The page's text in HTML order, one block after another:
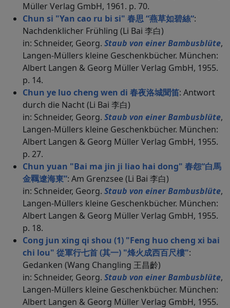
Müller Verlag GmbH, 1961. p. 70.
Chun si "Yan cao ru bi si" 春思 “燕草如碧絲“:
Nachdenklicher Frühling (Li Bai 李白)
in: Schneider, Georg. Staub von einer Bambusblüte,
Langen-Müllers kleine Geschenkbücher. München:
Albert Langen & Georg Müller Verlag GmbH, 1955.
p. 14.
Chun ye luo cheng wen di 春夜洛城聞笛: Antwort
durch die Nacht (Li Bai 李白)
in: Schneider, Georg. Staub von einer Bambusblüte,
Langen-Müllers kleine Geschenkbücher. München:
Albert Langen & Georg Müller Verlag GmbH, 1955.
p. 27.
Chun yuan "Bai ma jin ji liao hai dong" 春怨“白馬
金羈遼海東”: Am Grenzsee (Li Bai 李白)
in: Schneider, Georg. Staub von einer Bambusblüte,
Langen-Müllers kleine Geschenkbücher. München:
Albert Langen & Georg Müller Verlag GmbH, 1955.
p. 18.
Cong jun xing qi shou (1) "Feng huo cheng xi bai
chi lou" 從軍行七首 (其一) "烽火成西百尺樓":
Gedanken (Wang Changling 王昌齡)
in: Schneider, Georg. Staub von einer Bambusblüte,
Langen-Müllers kleine Geschenkbücher. München:
Albert Langen & Georg Müller Verlag GmbH, 1955.